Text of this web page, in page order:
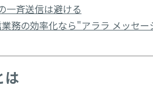
一斉送信は避ける
務の効率化なら"アララ メッセー
は